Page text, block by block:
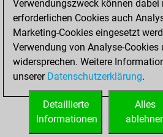
Unterverwandlungen
Türme auf der siebten
STARTSEITE
Verwendungszweck können dabei
erforderlichen Cookies auch
Marketing-Cookies eingesetzt
Verwendung von Analyse-
widersprechen. Weitere
unserer Datenschutzerklärung.
Alles
Detaillierte
Informationen